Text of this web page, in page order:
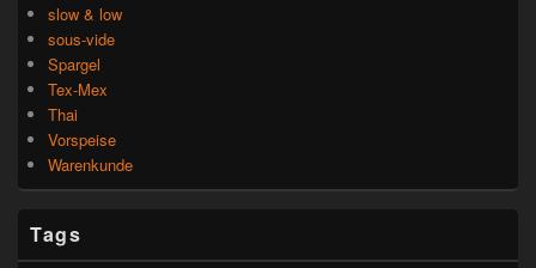
slow & low
sous-vide
Spargel
Tex-Mex
Thai
Vorspeise
Warenkunde
Tags